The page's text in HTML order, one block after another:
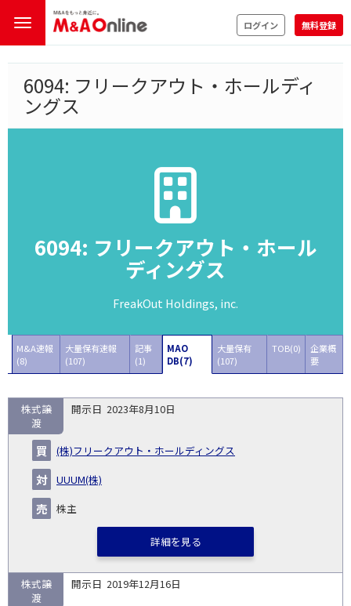
ログイン 無料登録
6094: フリークアウト・ホールディ
ングス
6094: フリークアウト・ホール
ディングス
FreakOut Holdings, inc.
M&A速報
(8)
大量保有速報
(107)
記事
(1)
MAO
DB(7)
大量保有
(107)
TOB(0)
企業概
要
No.
開
示
日
買
い
手
企
り
業
ス
キー
2023年8月10日
(株)フリークアウト・ホールディングス
UUUM(株)
株主
株式譲
渡
詳細を見る
2019年12月16日
株式譲
渡